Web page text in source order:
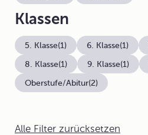
Alle Filter zurücksetzen
Klassen
5. Klasse(1) 6. Klasse(1)
8. Klasse(1) 9. Klasse(1)
Oberstufe/Abitur(2)